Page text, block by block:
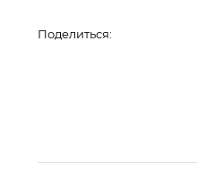
Поделиться: